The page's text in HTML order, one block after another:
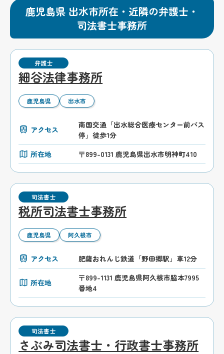
鹿児島県 出水市所在・近隣の弁護士・
司法書士事務所
弁護士
細谷法律事務所
鹿児島県 出水市
アクセス
南国交通「出水総合医療センター前バス
停」徒歩1分
所在地
〒899-0131 鹿児島県出水市明神町410
司法書士
税所司法書士事務所
鹿児島県 阿久根市
アクセス 肥薩おれんじ鉄道「野田郷駅」車12分
所在地
〒899-1131 鹿児島県阿久根市脇本7995
番地4
司法書士
さぶみ司法書士・行政書士事務所